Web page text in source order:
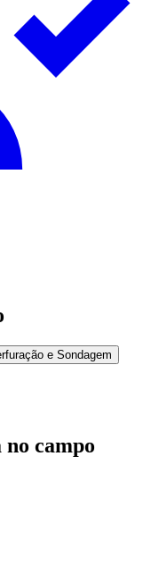
e Sondagem
campo